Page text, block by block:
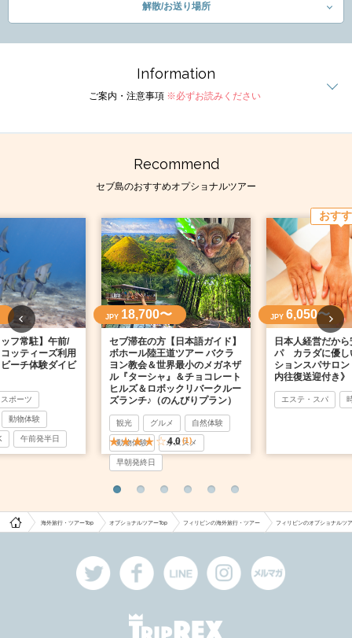
解散/お送り場所
Information
ご案内・注意事項 ※必ずお読みください
Recommend
セブ島のおすすめオプショナルツアー
フ常駐】午前/
ッティーズ利用
ーチ体験ダイビ
スポーツ
動物体験
午前発半日
JPY 18,700〜
セブ滞在の方【日本語ガイド】
ボホール陸王道ツアー バクラ
ヨン教会＆世界最小のメガネザ
ル『ターシャ』＆チョコレート
ヒルズ＆ロボックリバークルー
ズランチ♪（のんびりプラン）
観光 グルメ 自然体験
動物体験 オススメ
早朝発終日
4.0(1)
おす
JPY 6,050〜
日本人経営だか
パ カラダに優し
ションスパサロ
内往復送迎付き》
エステ・スパ
海外旅行・ツアーTop オプショナルツアーTop フィリピンの海外旅行・ツアー フィリピンのオプショナルツ